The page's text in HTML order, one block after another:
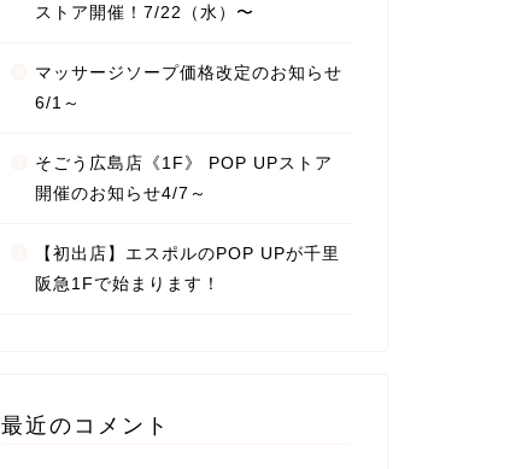
ストア開催！7/22（水）〜
マッサージソープ価格改定のお知らせ
6/1～
そごう広島店《1F》 POP UPストア
開催のお知らせ4/7～
【初出店】エスポルのPOP UPが千里
阪急1Fで始まります！
最近のコメント